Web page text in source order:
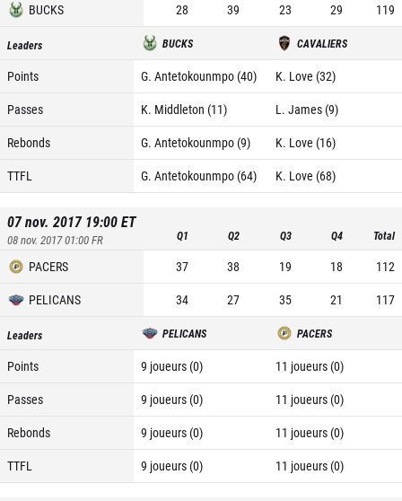
BUCKS
28 39 23 29 119
Leaders BUCKS CAVALIERS
Points G. Antetokounmpo (40)
K. Love (32)
Passes
K. Middleton (11)
L. James (9)
Rebonds
G. Antetokounmpo (9)
K. Love (16)
TTFL
G. Antetokounmpo (64) K. Love (68)
07 nov. 2017 19:00ET
08 nov. 2017 01:00FR Q1 Q2 Q3 Q4 Total
PACERS 37 38 19 18
112
PELICANS
34 27 35 21 117
Leaders PELICANS PACERS
Points 9 joueurs (0)
11 joueurs (0)
Passes
9 joueurs (0)
11 joueurs (0)
Rebonds
9 joueurs (0)
11 joueurs (0)
TTFL
9 joueurs (0) 11 joueurs (0)